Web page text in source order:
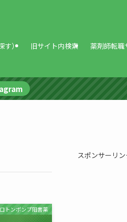
す） 旧サイト内検索 薬剤師転職
トンポンプ阻害薬
スポンサーリン